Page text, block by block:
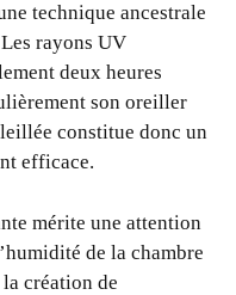
technique ancestrale
rayons UV
deux heures
son oreiller
constitue donc un
efficace.
mérite une attention
de la chambre
création de